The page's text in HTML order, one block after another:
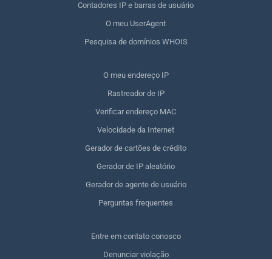
Contadores IP e barras de usuário
O meu UserAgent
Pesquisa de domínios WHOIS
O meu endereço IP
Rastreador de IP
Verificar endereço MAC
Velocidade da Internet
Gerador de cartões de crédito
Gerador de IP aleatório
Gerador de agente de usuário
Perguntas frequentes
Entre em contato conosco
Denunciar violação